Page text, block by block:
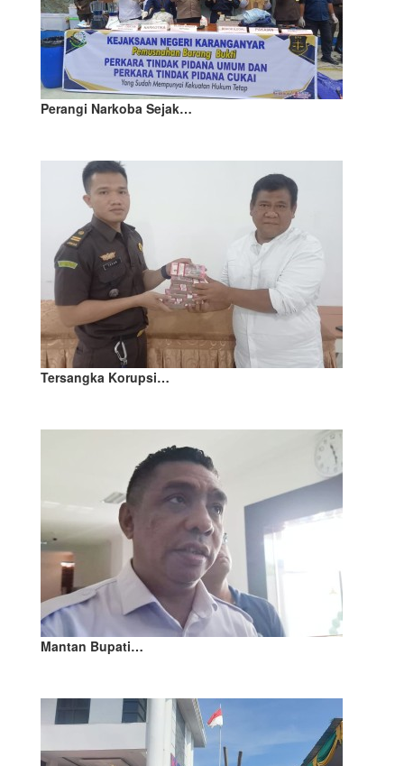
Perangi Narkoba Sejak…
Tersangka Korupsi…
Mantan Bupati…